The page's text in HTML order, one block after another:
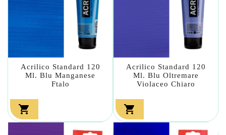
Acrilico Standard 120
Ml. Blu Manganese
Ftalo

Acrilico Standard 120
Ml. Blu Oltremare
Violaceo Chiaro
